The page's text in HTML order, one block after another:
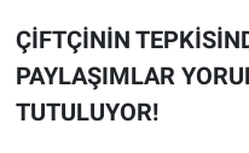
ÇİFTÇİNİN
PAYLAŞIMLAR
TUTULUYOR!